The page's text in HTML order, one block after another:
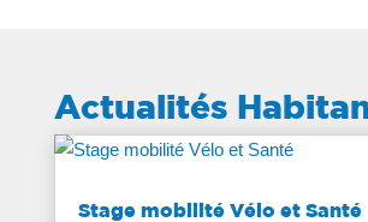
Actualités
Stage mobilité Vélo et Santé